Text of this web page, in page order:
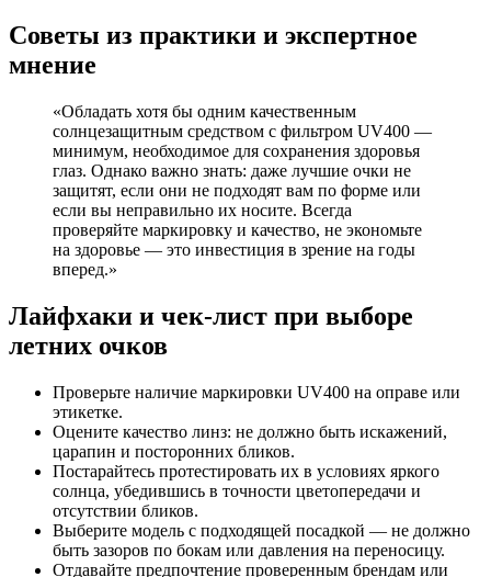
Советы из практики и экспертное
мнение
«Обладать хотя бы одним качественным
солнцезащитным средством с фильтром UV400 —
минимум, необходимое для сохранения здоровья
глаз. Однако важно знать: даже лучшие очки не
защитят, если они не подходят вам по форме или
если вы неправильно их носите. Всегда
проверяйте маркировку и качество, не экономьте
на здоровье — это инвестиция в зрение на годы
вперед.»
Лайфхаки и чек-лист при выборе
летних очков
Проверьте наличие маркировки UV400 на оправе или
этикетке.
Оцените качество линз: не должно быть искажений,
царапин и посторонних бликов.
Постарайтесь протестировать их в условиях яркого
солнца, убедившись в точности цветопередачи и
отсутствии бликов.
Выберите модель с подходящей посадкой — не должно
быть зазоров по бокам или давления на переносицу.
Отдавайте предпочтение проверенным брендам или